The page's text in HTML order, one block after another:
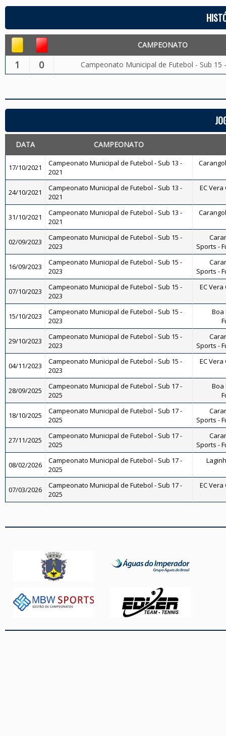
CAMPEONATO
1 0 Campeonato Municipal de Futebol - Sub 15
DATA CAMPEONATO
17/10/2021
Campeonato Municipal de Futebol - Sub 13 -
2021
24/10/2021
Campeonato Municipal de Futebol - Sub 13 -
2021
EC Vera
31/10/2021
Campeonato Municipal de Futebol - Sub 13 -
2021
02/09/2023
Campeonato Municipal de Futebol - Sub 15 -
2023
Sports -
16/09/2023
Campeonato Municipal de Futebol - Sub 15 -
2023
Sports -
07/10/2023
Campeonato Municipal de Futebol - Sub 15 -
2023
EC Vera
15/10/2023
Campeonato Municipal de Futebol - Sub 15 -
2023
Boa
29/10/2023
Campeonato Municipal de Futebol - Sub 15 -
2023
Sports -
04/11/2023
Campeonato Municipal de Futebol - Sub 15 -
2023
EC Vera
28/09/2025
Campeonato Municipal de Futebol - Sub 17 -
2025
Boa
18/10/2025
Campeonato Municipal de Futebol - Sub 17 -
2025
Sports -
27/11/2025
Campeonato Municipal de Futebol - Sub 17 -
2025
Sports -
08/02/2026
Campeonato Municipal de Futebol - Sub 17 -
2025
07/03/2026
Campeonato Municipal de Futebol - Sub 17 -
2025
EC Vera